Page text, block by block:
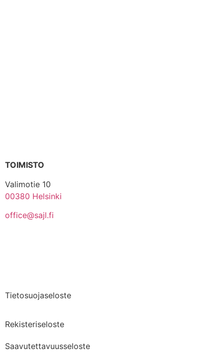
TOIMISTO
Valimotie 10
00380 Helsinki
office@sajl.fi
Tietosuojaseloste
Rekisteriseloste
Saavutettavuusseloste